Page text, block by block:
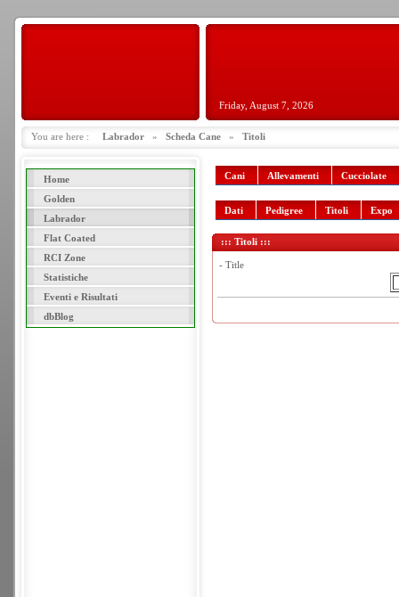
Friday, August 7, 2026
You are here : Labrador » Scheda Cane » Titoli
Home
Golden
Labrador
Flat Coated
RCI Zone
Statistiche
Eventi e Risultati
dbBlog
Cani Allevamenti Cucciolate
Dati Pedigree Titoli Expo
::: Titoli :::
- Title